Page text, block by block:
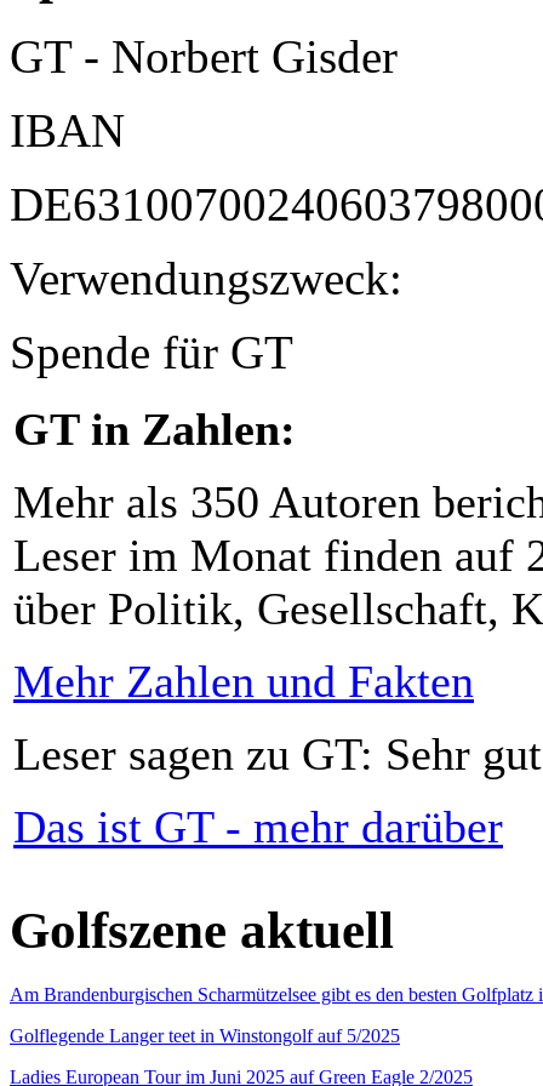
GT - Norbert Gisder
IBAN
Verwendungszweck:
Spende für GT
GT in Zahlen:
Mehr als 350 Autoren
Leser im Monat finden auf
über Politik, Gesellschaft,
Mehr Zahlen und Fakten
Leser sagen zu GT: Sehr
Das ist GT - mehr darüber
Golfszene aktuell
Am Brandenburgischen Scharmützelsee gibt es den besten
Golflegende Langer teet in Winstongolf auf 5/2025
Ladies European Tour im Juni 2025 auf Green Eagle 2/2025